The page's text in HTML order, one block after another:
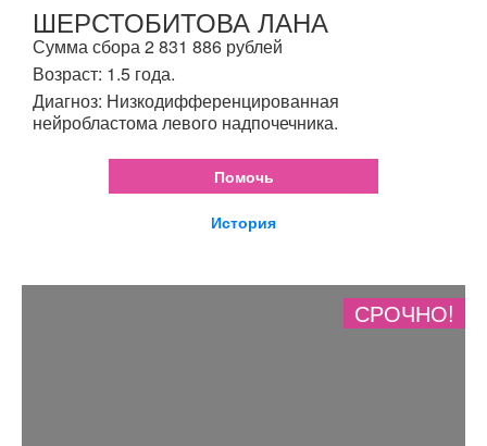
ШЕРСТОБИТОВА ЛАНА
Сумма сбора 2 831 886 рублей
Возраст: 1.5 года.
Диагноз: Низкодифференцированная
нейробластома левого надпочечника.
Помочь
История
СРОЧНО!